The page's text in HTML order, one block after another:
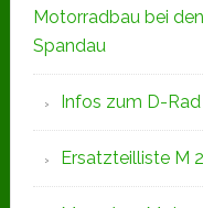
Motorradbau bei
Spandau
Infos zum D-
Ersatzteilliste M